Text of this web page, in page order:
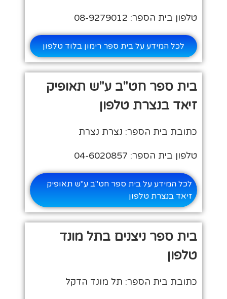
טלפון בית הספר: 08-9279012
לכל המידע על בית ספר רימון בלוד טלפון
בית ספר חט"ב ע"ש תאופיק
זיאד בנצרת טלפון
כתובת בית הספר: נצרת נצרת
טלפון בית הספר: 04-6020857
לכל המידע על בית ספר חט"ב ע"ש תאופיק
זיאד בנצרת טלפון
בית ספר ניצנים בתל מונד
טלפון
כתובת בית הספר: תל מונד הדקל